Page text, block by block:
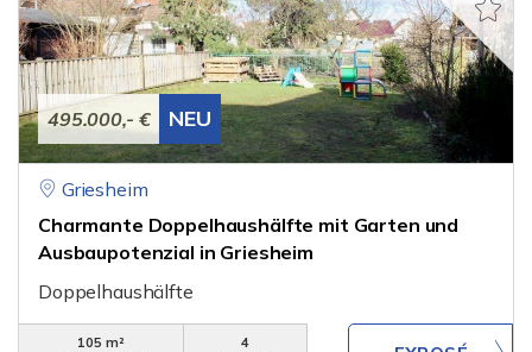
495.000,- € NEU
Griesheim
Charmante Doppelhaushälfte mit Garten und
Ausbaupotenzial in Griesheim
Doppelhaushälfte
105 m²
4